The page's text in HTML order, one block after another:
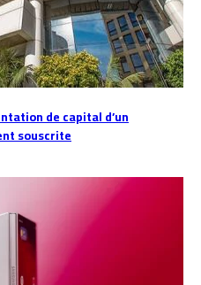
de capital d’un
souscrite